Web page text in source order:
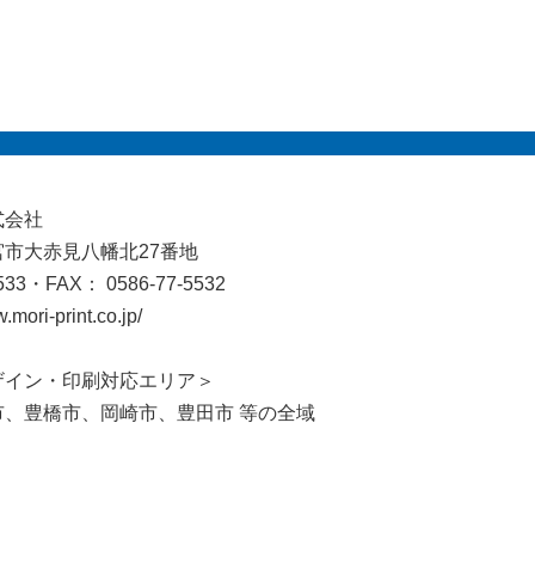
会社
大赤見八幡北27番地
・FAX： 0586-77-5532
print.co.jp/
ン・印刷対応エリア＞
豊橋市、岡崎市、豊田市 等の全域